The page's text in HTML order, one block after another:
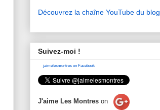
Découvrez la chaîne YouTube du blog
Suivez-moi !
jaimelesmontres on Facebook
J'aime Les Montres on